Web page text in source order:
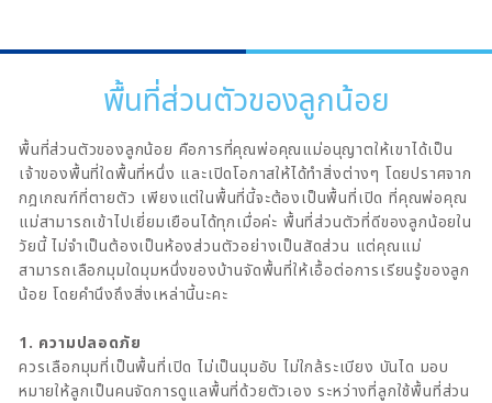
พื้นที่ส่วนตัวของลูกน้อย
พื้นที่ส่วนตัวของลูกน้อย คือการที่คุณพ่อคุณแม่อนุญาตให้เขาได้เป็น
เจ้าของพื้นที่ใดพื้นที่หนึ่ง และเปิดโอกาสให้ได้ทำสิ่งต่างๆ โดยปราศจาก
กฎเกณฑ์ที่ตายตัว เพียงแต่ในพื้นที่นี้จะต้องเป็นพื้นที่เปิด ที่คุณพ่อคุณ
แม่สามารถเข้าไปเยี่ยมเยือนได้ทุกเมื่อค่ะ พื้นที่ส่วนตัวที่ดีของลูกน้อยใน
วัยนี้ ไม่จำเป็นต้องเป็นห้องส่วนตัวอย่างเป็นสัดส่วน แต่คุณแม่
สามารถเลือกมุมใดมุมหนึ่งของบ้านจัดพื้นที่ให้เอื้อต่อการเรียนรู้ของลูก
น้อย โดยคำนึงถึงสิ่งเหล่านี้นะคะ
1. ความปลอดภัย
ควรเลือกมุมที่เป็นพื้นที่เปิด ไม่เป็นมุมอับ ไม่ใกล้ระเบียง บันได มอบ
หมายให้ลูกเป็นคนจัดการดูแลพื้นที่ด้วยตัวเอง ระหว่างที่ลูกใช้พื้นที่ส่วน